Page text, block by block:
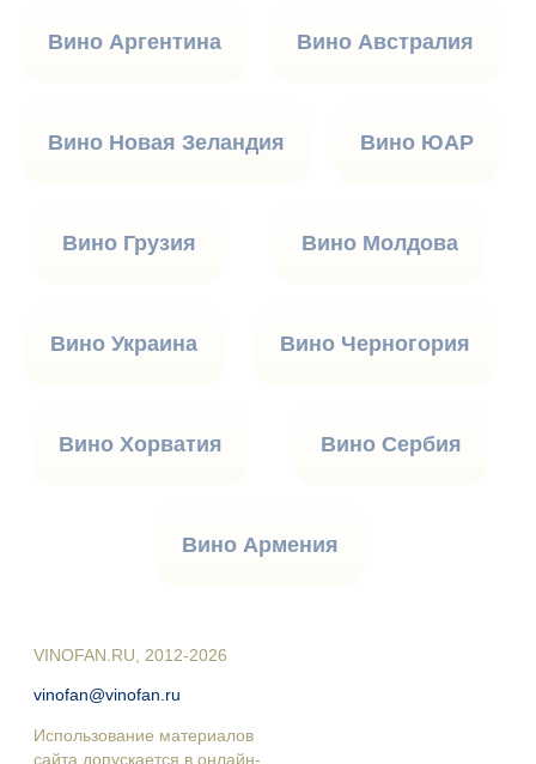
Вино Аргентина Вино Австралия
Вино Новая Зеландия Вино ЮАР
Вино Грузия Вино Молдова
Вино Украина Вино Черногория
Вино Хорватия Вино Сербия
Вино Армения
VINOFAN.RU, 2012-2026
vinofan@vinofan.ru
Использование материалов
сайта допускается в онлайн-